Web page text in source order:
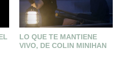
LO QUE TE MANTIENE
VIVO, DE COLIN MINIHAN